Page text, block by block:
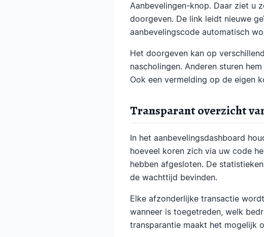
Aanbevelingen-knop. Daar ziet u
doorgeven. De link leidt nieuwe
aanbevelingscode automatisch
Het doorgeven kan op
nascholingen. Anderen sturen
Ook een vermelding op de eigen
Transparant overzicht
In het aanbevelingsdashboard
hoeveel koren zich via uw code
hebben afgesloten. De
de wachttijd bevinden.
Elke afzonderlijke transactie
wanneer is toegetreden, welk
transparantie maakt het mogelijk